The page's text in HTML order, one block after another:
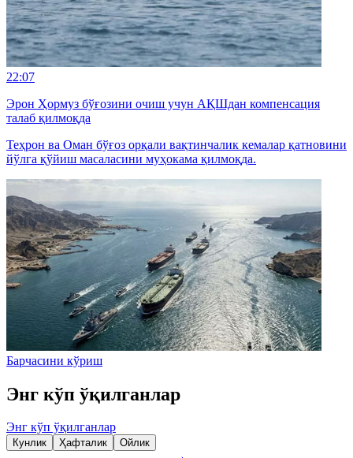
22:07
Эрон Ҳормуз бўғозини очиш учун АҚШдан компенсация
талаб қилмоқда
Теҳрон ва Оман бўғоз орқали вақтинчалик кемалар қатновини
йўлга қўйиш масаласини муҳокама қилмоқда.
Барчасини кўриш
Энг кўп ўқилганлар
Энг кўп ўқилганлар
Кунлик Ҳафталик Ойлик